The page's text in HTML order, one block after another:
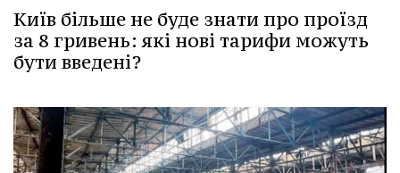
Київ більше не буде знати про проїзд
за 8 гривень: які нові тарифи можуть
бути введені?